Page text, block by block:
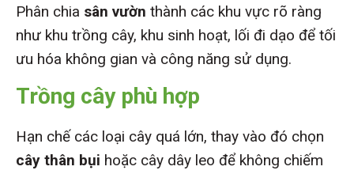
Phân chia sân vườn thành các khu vực rõ ràng
như khu trồng cây, khu sinh hoạt, lối đi dạo để tối
ưu hóa không gian và công năng sử dụng.
Trồng cây phù hợp
Hạn chế các loại cây quá lớn, thay vào đó chọn
cây thân bụi hoặc cây dây leo để không chiếm